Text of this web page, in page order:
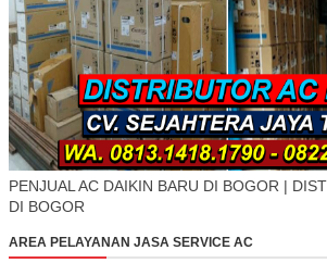
PENJUAL AC DAIKIN BARU DI BOGOR |
DI BOGOR
AREA PELAYANAN JASA SERVICE AC